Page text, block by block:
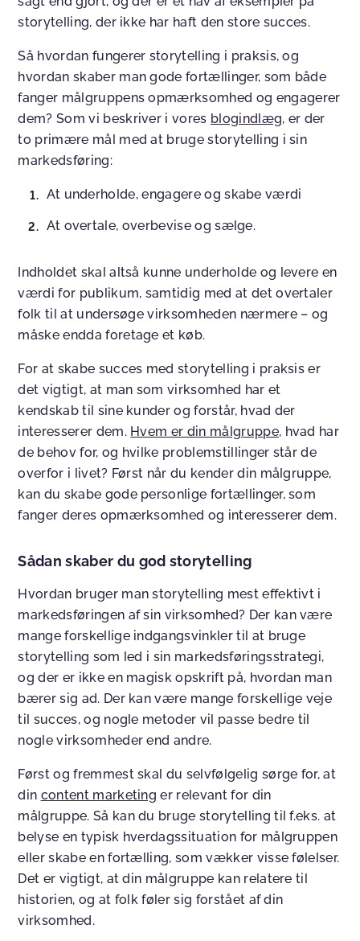
storytelling, der ikke har haft den store succes.
Så hvordan fungerer storytelling i praksis, og
hvordan skaber man gode fortællinger, som både
fanger målgruppens opmærksomhed og engagerer
dem? Som vi beskriver i vores blogindlæg, er der
to primære mål med at bruge storytelling i sin
markedsføring:
At underholde, engagere og skabe værdi
At overtale, overbevise og sælge.
Indholdet skal altså kunne underholde og levere en
værdi for publikum, samtidig med at det overtaler
folk til at undersøge virksomheden nærmere – og
måske endda foretage et køb.
For at skabe succes med storytelling i praksis er
det vigtigt, at man som virksomhed har et
kendskab til sine kunder og forstår, hvad der
interesserer dem. Hvem er din målgruppe, hvad har
de behov for, og hvilke problemstillinger står de
overfor i livet? Først når du kender din målgruppe,
kan du skabe gode personlige fortællinger, som
fanger deres opmærksomhed og interesserer dem.
Sådan skaber du god storytelling
Hvordan bruger man storytelling mest effektivt i
markedsføringen af sin virksomhed? Der kan være
mange forskellige indgangsvinkler til at bruge
storytelling som led i sin markedsføringsstrategi,
og der er ikke en magisk opskrift på, hvordan man
bærer sig ad. Der kan være mange forskellige veje
til succes, og nogle metoder vil passe bedre til
nogle virksomheder end andre.
Først og fremmest skal du selvfølgelig sørge for, at
din content marketing er relevant for din
målgruppe. Så kan du bruge storytelling til f.eks. at
belyse en typisk hverdagssituation for målgruppen
eller skabe en fortælling, som vækker visse følelser.
Det er vigtigt, at din målgruppe kan relatere til
historien, og at folk føler sig forstået af din
virksomhed.